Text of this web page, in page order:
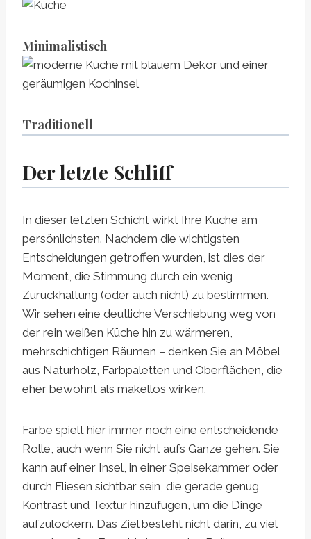
Minimalistisch
Traditionell
Der letzte Schliff
In dieser letzten Schicht wirkt Ihre Küche am
persönlichsten. Nachdem die wichtigsten
Entscheidungen getroffen wurden, ist dies der
Moment, die Stimmung durch ein wenig
Zurückhaltung (oder auch nicht) zu bestimmen.
Wir sehen eine deutliche Verschiebung weg von
der rein weißen Küche hin zu wärmeren,
mehrschichtigen Räumen – denken Sie an Möbel
aus Naturholz, Farbpaletten und Oberflächen, die
eher bewohnt als makellos wirken.
Farbe spielt hier immer noch eine entscheidende
Rolle, auch wenn Sie nicht aufs Ganze gehen. Sie
kann auf einer Insel, in einer Speisekammer oder
durch Fliesen sichtbar sein, die gerade genug
Kontrast und Textur hinzufügen, um die Dinge
aufzulockern. Das Ziel besteht nicht darin, zu viel